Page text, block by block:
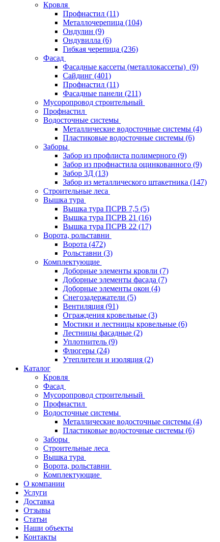
Кровля
Профнастил (11)
Металлочерепица (104)
Ондулин (9)
Ондувилла (6)
Гибкая черепица (236)
Фасад
Фасадные кассеты (металлокассеты) (9)
Сайдинг (401)
Профнастил (11)
Фасадные панели (211)
Мусоропровод строительный
Профнастил
Водосточные системы
Металлические водосточные системы (4)
Пластиковые водосточные системы (6)
Заборы
Забор из профлиста полимерного (9)
Забор из профнастила оцинкованного (9)
Забор 3Д (13)
Забор из металлического штакетника (147)
Строительные леса
Вышка тура
Вышка тура ПСРВ 7,5 (5)
Вышка тура ПСРВ 21 (16)
Вышка тура ПСРВ 22 (17)
Ворота, рольставни
Ворота (472)
Рольставни (3)
Комплектующие
Доборные элементы кровли (7)
Доборные элементы фасада (7)
Доборные элементы окон (4)
Снегозадержатели (5)
Вентиляция (91)
Ограждения кровельные (3)
Мостики и лестницы кровельные (6)
Лестницы фасадные (2)
Уплотнитель (9)
Флюгеры (24)
Утеплители и изоляция (2)
Каталог
Кровля
Фасад
Мусоропровод строительный
Профнастил
Водосточные системы
Металлические водосточные системы (4)
Пластиковые водосточные системы (6)
Заборы
Строительные леса
Вышка тура
Ворота, рольставни
Комплектующие
О компании
Услуги
Доставка
Отзывы
Статьи
Наши объекты
Контакты